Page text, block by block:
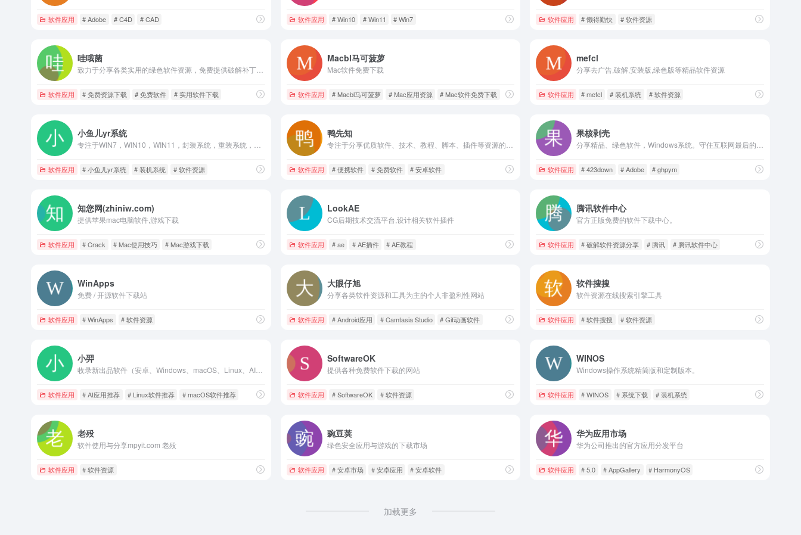
软件应用 # Adobe # C4D # CAD 软件应用 # Win10 # Win11 # Win7 软件应用 # 懒得勤快 # 软件资源
哇哦菌
软件应用 # 免费资源下载 # 免费软件 # 实用软件下载
Macbl马可菠萝
Mac软件免费下载
软件应用 # Macbl马可菠萝 # Mac应用资源 # Mac软件免费下载
mefcl
分享去广告,破解,安装版,绿色版等精品软件资源
软件应用 # mefcl # 装机系统 # 软件资源
小鱼儿yr系统
软件应用 # 小鱼儿yr系统 # 装机系统 # 软件资源
鸭先知
软件应用 # 便携软件 # 免费软件 # 安卓软件
果核剥壳
软件应用 # 423down # Adobe # ghpym
知您网(zhiniw.com)
提供苹果mac电脑软件,游戏下载
软件应用 # Crack # Mac使用技巧 # Mac游戏下载
LookAE
CG后期技术交流平台,设计相关软件插件
软件应用 # ae # AE插件 # AE教程
腾讯软件中心
官方正版免费的软件下载中心。
软件应用 # 破解软件资源分享 # 腾讯 # 腾讯软件中心
WinApps
免费 / 开源软件下载站
软件应用 # WinApps # 软件资源
大眼仔旭
分享各类软件资源和工具为主的个人非盈利性网站
软件应用 # Android应用 # Camtasia Studio # Gif动画软件
软件搜搜
软件资源在线搜索引擎工具
软件应用 # 软件搜搜 # 软件资源
小羿
软件应用 # AI应用推荐 # Linux软件推荐 # macOS软件推荐
SoftwareOK
提供各种免费软件下载的网站
软件应用 # SoftwareOK # 软件资源
WINOS
Windows操作系统精简版和定制版本。
软件应用 # WINOS # 系统下载 # 装机系统
老殁
软件使用与分享mpyit.com 老殁
软件应用 # 软件资源
豌豆荚
绿色安全应用与游戏的下载市场
软件应用 # 安卓市场 # 安卓应用 # 安卓软件
华为应用市场
华为公司推出的官方应用分发平台
软件应用 # 5.0 # AppGallery # HarmonyOS
加载更多